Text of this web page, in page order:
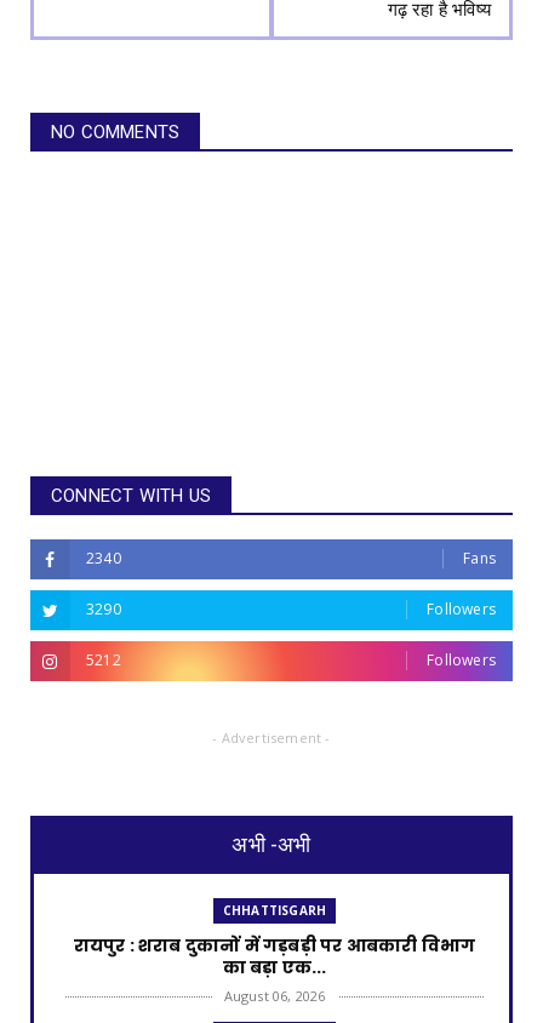
गढ़ रहा है भविष्य
NO COMMENTS
CONNECT WITH US
2340 Fans
3290 Followers
5212 Followers
- Advertisement -
अभी -अभी
CHHATTISGARH
रायपुर : शराब दुकानों में गड़बड़ी पर आबकारी विभाग
का बड़ा एक...
August 06, 2026